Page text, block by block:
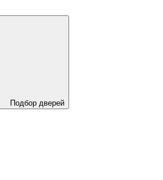
Подбор дверей